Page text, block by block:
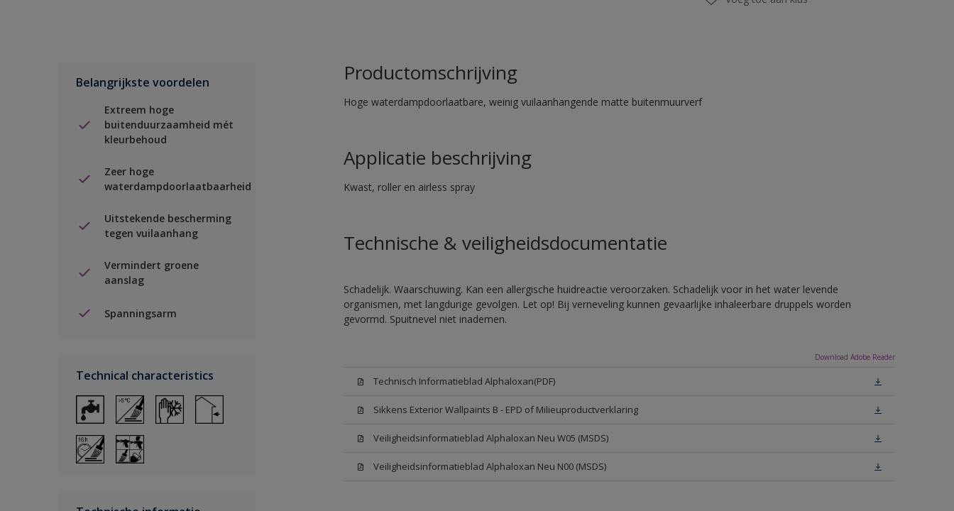
Belangrijkste voordelen
Extreem hoge
buitenduurzaamheid mét
kleurbehoud
Zeer hoge
waterdampdoorlaatbaarheid
Uitstekende bescherming
tegen vuilaanhang
Vermindert groene
aanslag
Spanningsarm
Technical characteristics
Productomschrijving
Hoge waterdampdoorlaatbare, weinig vuilaanhangende matte buitenmuurverf
Applicatie beschrijving
Kwast, roller en airless spray
Technische & veiligheidsdocumentatie
Schadelijk. Waarschuwing. Kan een allergische huidreactie veroorzaken. Schadelijk voor in het water levende
organismen, met langdurige gevolgen. Let op! Bij verneveling kunnen gevaarlijke inhaleerbare druppels worden
gevormd. Spuitnevel niet inademen.
Download Adobe Reader
Technisch Informatieblad Alphaloxan(PDF)
Sikkens Exterior Wallpaints B - EPD of Milieuproductverklaring
Veiligheidsinformatieblad Alphaloxan Neu W05 (MSDS)
Veiligheidsinformatieblad Alphaloxan Neu N00 (MSDS)